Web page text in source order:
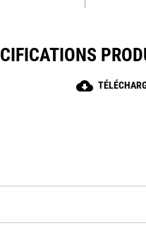
cloud_download